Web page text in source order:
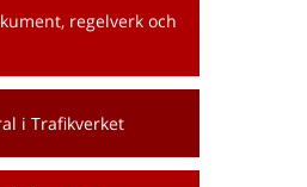
regelverk och
i Trafikverket